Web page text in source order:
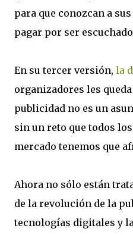
para que conozcan a
pagar por ser
En su tercer versión, la
organizadores les
publicidad no es un
sin un reto que todos
mercado tenemos que
Ahora no sólo están
de la revolución de la
tecnologías digitales y